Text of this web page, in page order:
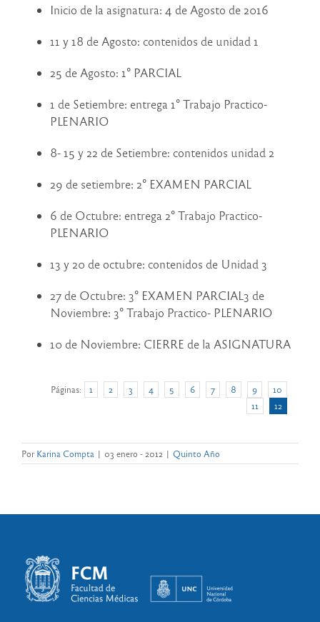
Inicio de la asignatura: 4 de Agosto de 2016
11 y 18 de Agosto: contenidos de unidad 1
25 de Agosto: 1° PARCIAL
1 de Setiembre: entrega 1° Trabajo Practico-
PLENARIO
8- 15 y 22 de Setiembre: contenidos unidad 2
29 de setiembre: 2° EXAMEN PARCIAL
6 de Octubre: entrega 2° Trabajo Practico-
PLENARIO
13 y 20 de octubre: contenidos de Unidad 3
27 de Octubre: 3° EXAMEN PARCIAL3 de
Noviembre: 3° Trabajo Practico- PLENARIO
10 de Noviembre: CIERRE de la ASIGNATURA
Páginas: 1 2 3 4 5 6 7 8 9
10
11
12
PorKarina Compta | 03 enero - 2012 | Quinto Año